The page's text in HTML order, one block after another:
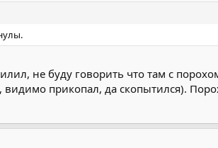
не буду говорить что там с
видимо прикопал, да скопытился).